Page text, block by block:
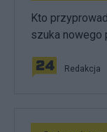
Kto
szuka nowego
Redakcja